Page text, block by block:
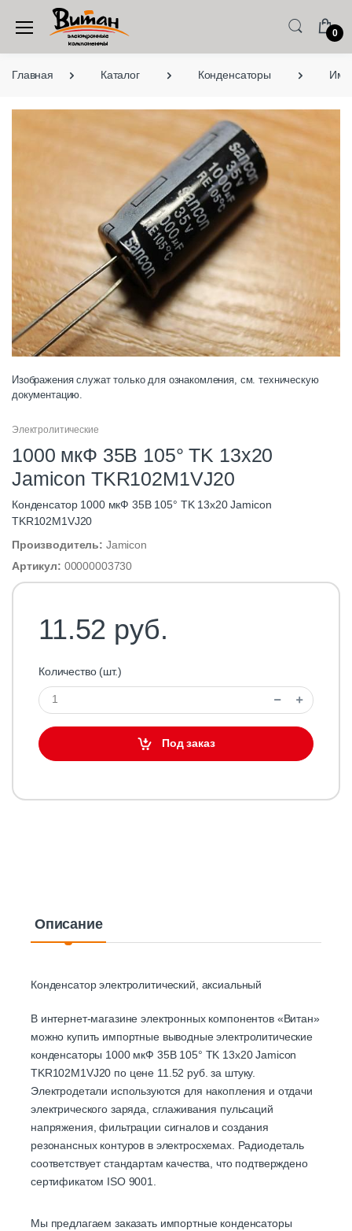
0
Главная Каталог Конденсаторы
Изображения служат только для ознакомления, см. техническую
документацию.
Электролитические
1000 мкФ 35В 105° TK 13х20
Jamicon TKR102M1VJ20
Конденсатор 1000 мкФ 35В 105° TK 13х20 Jamicon
TKR102M1VJ20
Производитель: Jamicon
Артикул: 00000003730
11.52 руб.
Количество (шт.)
Под заказ
Описание
Конденсатор электролитический, аксиальный
В интернет-магазине электронных компонентов «Витан»
можно купить импортные выводные электролитические
конденсаторы 1000 мкФ 35В 105° TK 13х20 Jamicon
TKR102M1VJ20 по цене 11.52 руб. за штуку.
Электродетали используются для накопления и отдачи
электрического заряда, сглаживания пульсаций
напряжения, фильтрации сигналов и создания
резонансных контуров в электросхемах. Радиодеталь
соответствует стандартам качества, что подтверждено
сертификатом ISO 9001.
Мы предлагаем заказать импортные конденсаторы